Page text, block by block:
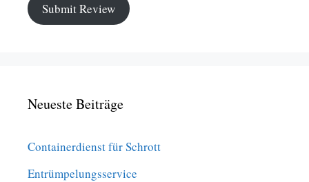
Submit Review
Neueste Beiträge
Containerdienst für Schrott
Entrümpelungsservice